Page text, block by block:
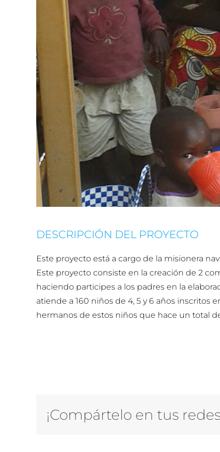
DESCRIPCIÓN DEL PROYECTO
Este proyecto está a cargo de la misionera
Este proyecto consiste en la creación de 2
haciendo participes a los padres en la
atiende a 160 niños de 4, 5 y 6 años inscritos
hermanos de estos niños que hace un total
¡Compártelo en tus